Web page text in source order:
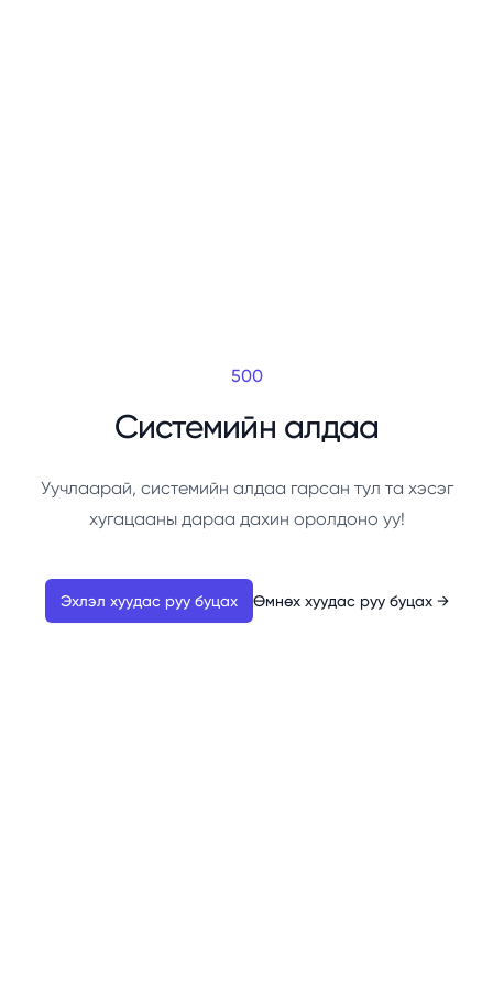
500
Системийн алдаа
Уучлаарай, системийн алдаа гарсан тул та хэсэг
хугацааны дараа дахин оролдоно уу!
Эхлэл хуудас руу буцах Өмнөх хуудас руу буцах →